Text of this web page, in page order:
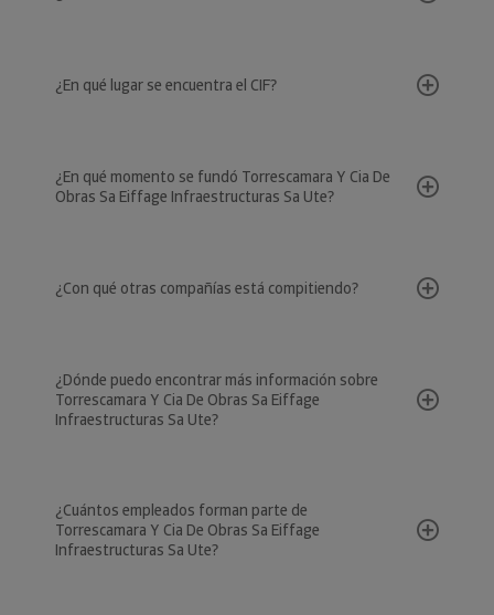
¿En qué lugar se encuentra el CIF?
¿En qué momento se fundó Torrescamara Y Cia De
Obras Sa Eiffage Infraestructuras Sa Ute?
¿Con qué otras compañías está compitiendo?
¿Dónde puedo encontrar más información sobre
Torrescamara Y Cia De Obras Sa Eiffage
Infraestructuras Sa Ute?
¿Cuántos empleados forman parte de
Torrescamara Y Cia De Obras Sa Eiffage
Infraestructuras Sa Ute?